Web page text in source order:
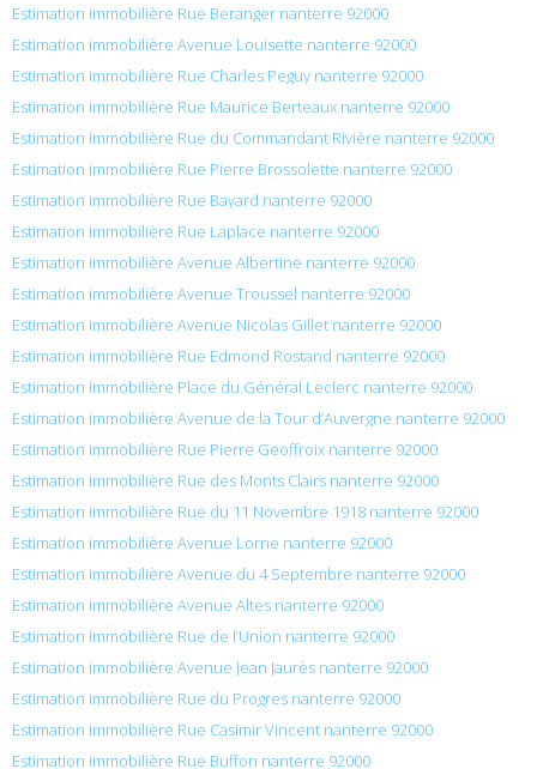
Estimation immobilière Rue Beranger nanterre 92000
Estimation immobilière Avenue Louisette nanterre 92000
Estimation immobilière Rue Charles Peguy nanterre 92000
Estimation immobilière Rue Maurice Berteaux nanterre 92000
Estimation immobilière Rue du Commandant Rivière nanterre 92000
Estimation immobilière Rue Pierre Brossolette nanterre 92000
Estimation immobilière Rue Bayard nanterre 92000
Estimation immobilière Rue Laplace nanterre 92000
Estimation immobilière Avenue Albertine nanterre 92000
Estimation immobilière Avenue Troussel nanterre 92000
Estimation immobilière Avenue Nicolas Gillet nanterre 92000
Estimation immobilière Rue Edmond Rostand nanterre 92000
Estimation immobilière Place du Général Leclerc nanterre 92000
Estimation immobilière Avenue de la Tour d’Auvergne nanterre 92000
Estimation immobilière Rue Pierre Geoffroix nanterre 92000
Estimation immobilière Rue des Monts Clairs nanterre 92000
Estimation immobilière Rue du 11 Novembre 1918 nanterre 92000
Estimation immobilière Avenue Lorne nanterre 92000
Estimation immobilière Avenue du 4 Septembre nanterre 92000
Estimation immobilière Avenue Altes nanterre 92000
Estimation immobilière Rue de l’Union nanterre 92000
Estimation immobilière Avenue Jean Jaurès nanterre 92000
Estimation immobilière Rue du Progres nanterre 92000
Estimation immobilière Rue Casimir Vincent nanterre 92000
Estimation immobilière Rue Buffon nanterre 92000